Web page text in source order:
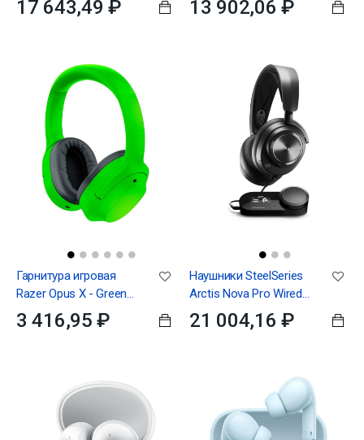
Headset Black
17 643,49 ₽ 13 902,06 ₽
Гарнитура игровая
Razer Opus X - Green
(RZ04-03760400-R3M1)
3 416,95 ₽
Наушники SteelSeries
Arctis Nova Pro Wired
for PC and PlayStation
21 004,16 ₽